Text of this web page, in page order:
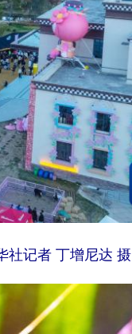
社记者 丁增尼达 摄